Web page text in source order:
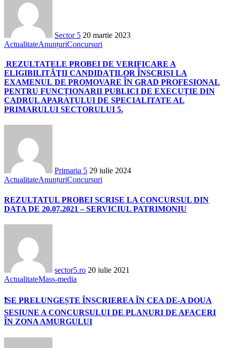
Sector 5 20 martie 2023
ActualitateAnunțuriConcursuri
REZULTATELE PROBEI DE VERIFICARE A
ELIGIBILITĂŢII CANDIDAŢILOR ÎNSCRIȘI LA
EXAMENUL DE PROMOVARE ÎN GRAD PROFESIONAL
PENTRU FUNCȚIONARII PUBLICI DE EXECUȚIE DIN
CADRUL APARATULUI DE SPECIALITATE AL
PRIMARULUI SECTORULUI 5.
Primaria 5 29 iulie 2024
ActualitateAnunțuriConcursuri
REZULTATUL PROBEI SCRISE LA CONCURSUL DIN
DATA DE 20.07.2021 – SERVICIUL PATRIMONIU
sector5.ro 20 iulie 2021
ActualitateMass-media
❗SE PRELUNGEȘTE ÎNSCRIEREA ÎN CEA DE-A DOUA
SESIUNE A CONCURSULUI DE PLANURI DE AFACERI
ÎN ZONA AMURGULUI